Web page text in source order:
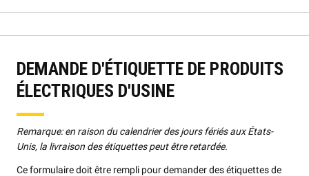
DEMANDE D'ÉTIQUETTE DE PRODUITS
ÉLECTRIQUES D'USINE
Remarque: en raison du calendrier des jours fériés aux États-
Unis, la livraison des étiquettes peut être retardée.
Ce formulaire doit être rempli pour demander des étiquettes de